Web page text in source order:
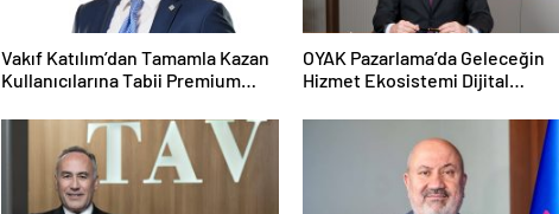
Vakıf Katılım’dan Tamamla Kazan
Kullanıcılarına Tabii Premium
OYAK Pazarlama’da Geleceğin
Hizmet Ekosistemi Dijital